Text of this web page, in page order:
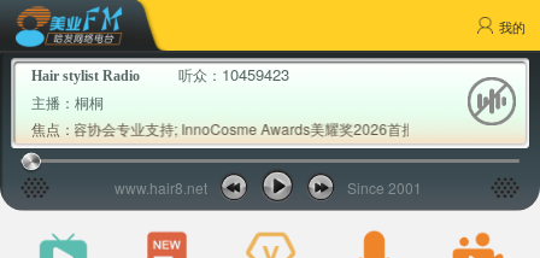
我的
Hair stylist Radio 听众： 10459423
主播：桐桐
焦点：
国美发美容协会专业支持; InnoCosme Awards美耀奖2026首批权威专家评审公布
www.hair8.net Since 2001